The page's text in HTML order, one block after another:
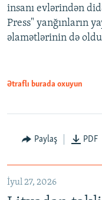
insanı evlərindən
Press" yanğınların
əlamətlərinin də
Ətraflı burada oxuyun
Paylaş PDF
İyul 27, 2026